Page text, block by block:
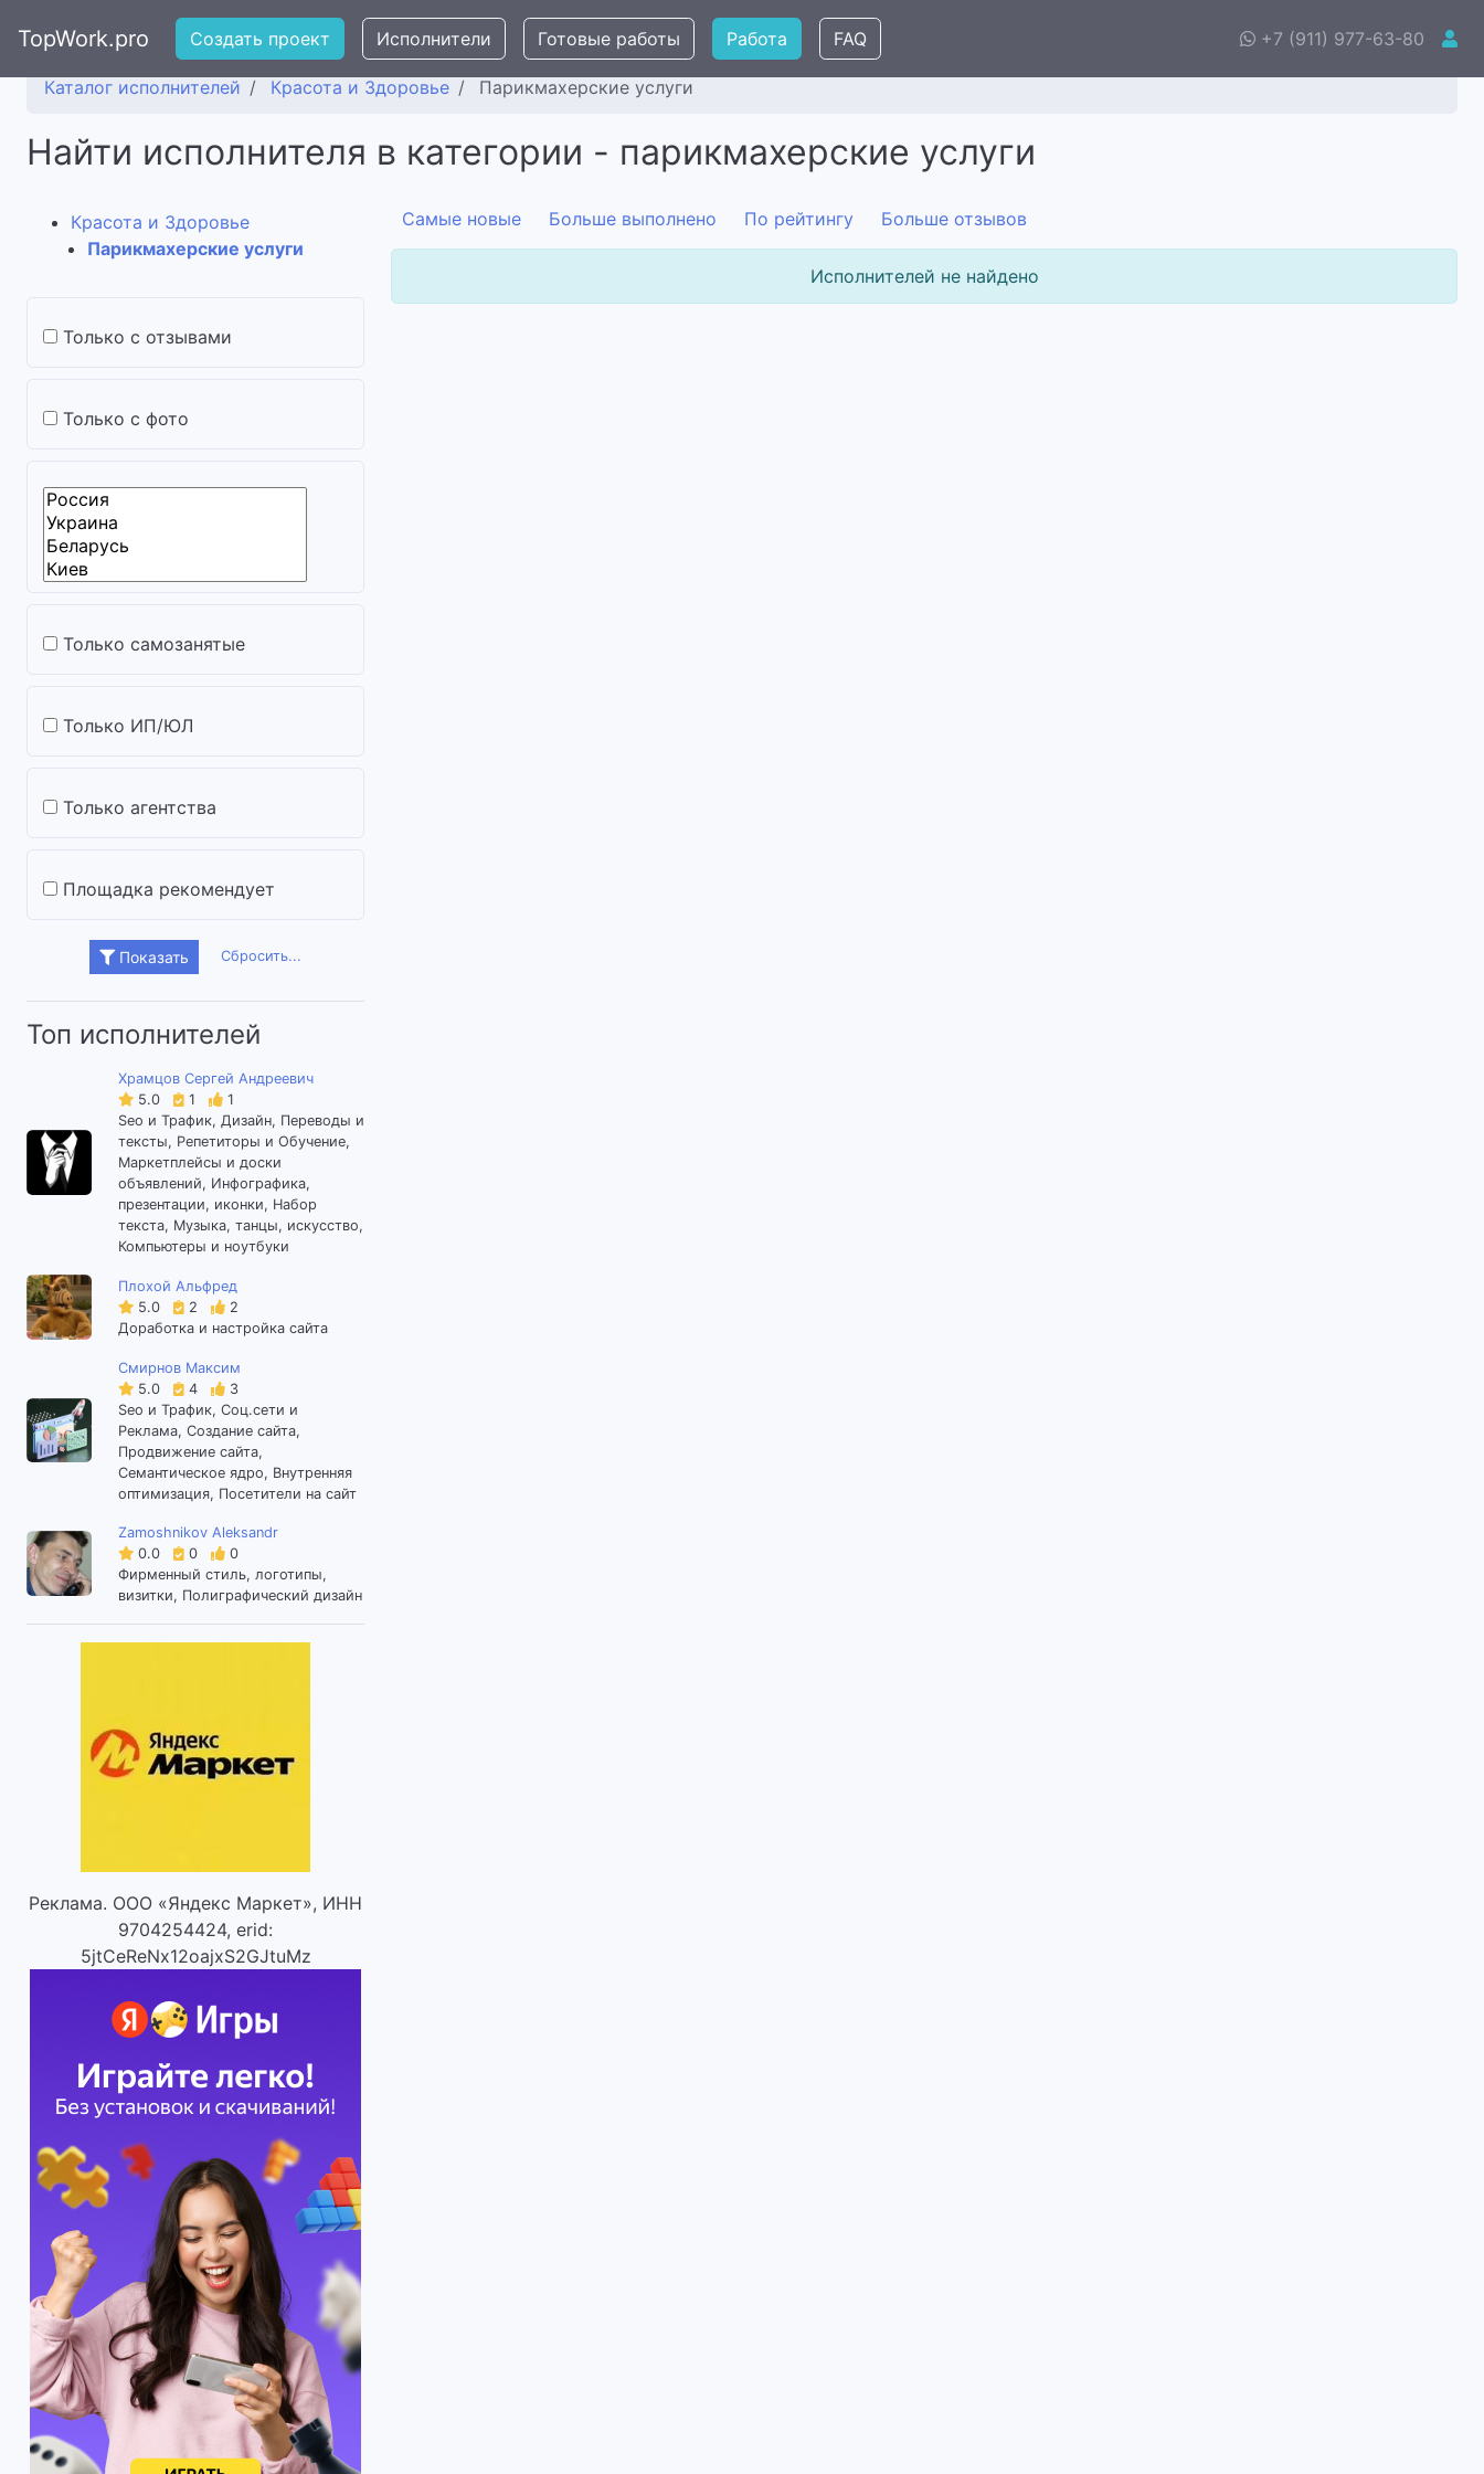
TopWork.pro Создать проект Исполнители Готовые работы Работа FAQ +7 (911) 977-63-80
Каталог исполнителей Красота и Здоровье Парикмахерские услуги
Найти исполнителя в категории - парикмахерские услуги
Красота и Здоровье
Парикмахерские услуги
Только с отзывами
Только с фото
Только самозанятые
Только ИП/ЮЛ
Только агентства
Площадка рекомендует
Показать Сбросить...
Топ исполнителей
Храмцов Сергей Андреевич
5.0
1
1
Seo и Трафик, Дизайн, Переводы и
тексты, Репетиторы и Обучение,
Маркетплейсы и доски
объявлений, Инфографика,
презентации, иконки, Набор
текста, Музыка, танцы, искусство,
Компьютеры и ноутбуки
Плохой Альфред
5.0
2
2
Доработка и настройка сайта
Смирнов Максим
5.0
4
3
Seo и Трафик, Соц.сети и
Реклама, Создание сайта,
Продвижение сайта,
Семантическое ядро, Внутренняя
оптимизация, Посетители на сайт
Zamoshnikov Aleksandr
0.0
0
0
Фирменный стиль, логотипы,
визитки, Полиграфический дизайн
Реклама. ООО «Яндекс Маркет», ИНН
9704254424, erid:
5jtCeReNx12oajxS2GJtuMz
Самые новые Больше выполнено По рейтингу Больше отзывов
Исполнителей не найдено